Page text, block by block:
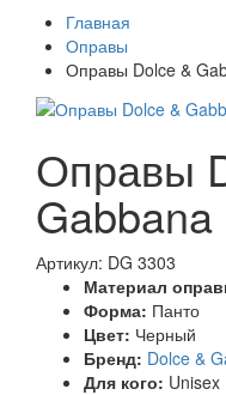
Главная
Оправы
Оправы Dolce &
Оправы
Артикул: DG 3303
Материал
Форма: Панто
Цвет: Черный
Бренд: Dolce &
Для кого: Unisex